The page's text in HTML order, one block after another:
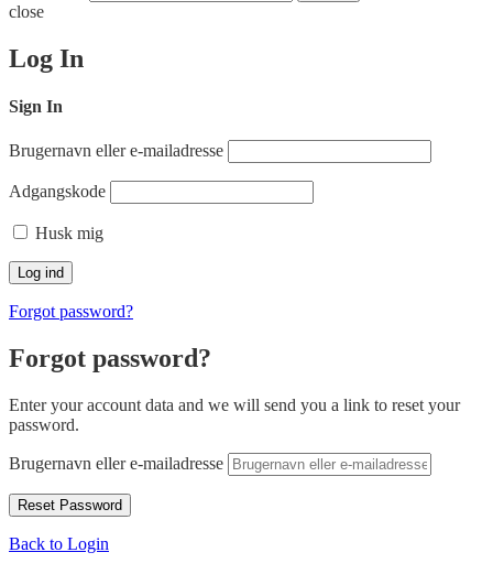
close
Log In
Sign In
Brugernavn eller e-mailadresse
Adgangskode
Husk mig
Forgot password?
Forgot password?
Enter your account data and we will send you a link to reset your
password.
Brugernavn eller e-mailadresse
Back to Login